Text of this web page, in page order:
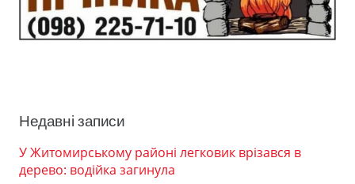
Недавні записи
У Житомирському районі легковик врізався в
дерево: водійка загинула